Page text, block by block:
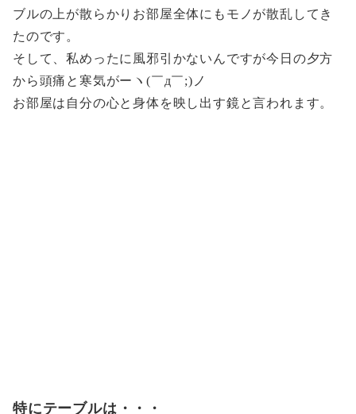
ブルの上が散らかりお部屋全体にもモノが散乱してき
たのです。
そして、私めったに風邪引かないんですが今日の夕方
から頭痛と寒気がーヽ(￣д￣;)ノ
お部屋は自分の心と身体を映し出す鏡と言われます。
特にテーブルは・・・